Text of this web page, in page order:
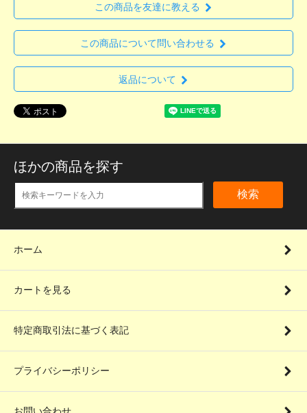
この商品を友達に教える
この商品について問い合わせる
返品について
ほかの商品を探す
検索
ホーム
カートを見る
特定商取引法に基づく表記
プライバシーポリシー